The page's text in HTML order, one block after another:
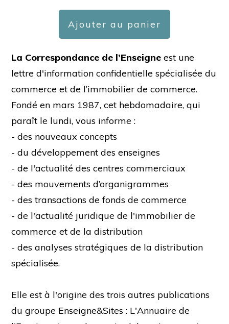
Ajouter au panier
La Correspondance de l’Enseigne est une
lettre d'information confidentielle spécialisée du
commerce et de l’immobilier de commerce.
Fondé en mars 1987, cet hebdomadaire, qui
paraît le lundi, vous informe :
- des nouveaux concepts
- du développement des enseignes
- de l'actualité des centres commerciaux
- des mouvements d’organigrammes
- des transactions de fonds de commerce
- de l'actualité juridique de l'immobilier de
commerce et de la distribution
- des analyses stratégiques de la distribution
spécialisée.
Elle est à l'origine des trois autres publications
du groupe Enseigne&Sites : L'Annuaire de